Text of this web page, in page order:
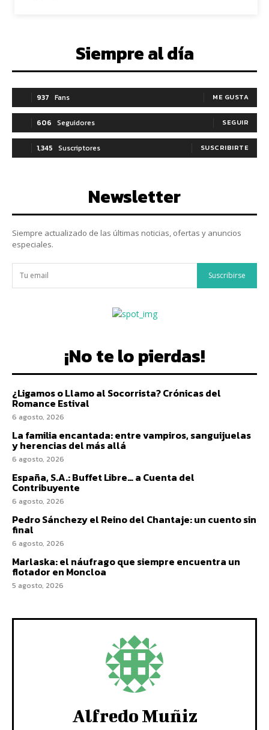
Siempre al día
937 Fans ME GUSTA
606 Seguidores SEGUIR
1,345 Suscriptores SUSCRIBIRTE
Newsletter
Siempre actualizado de las últimas noticias, ofertas y anuncios
especiales.
Suscribirse
¡No te lo pierdas!
¿Ligamos o Llamo al Socorrista? Crónicas del
Romance Estival
6 agosto, 2026
La familia encantada: entre vampiros, sanguijuelas
y herencias del más allá
6 agosto, 2026
España, S.A.: Buffet Libre… a Cuenta del
Contribuyente
6 agosto, 2026
Pedro Sánchezy el Reino del Chantaje: un cuento sin
final
6 agosto, 2026
Marlaska: el náufrago que siempre encuentra un
flotador en Moncloa
5 agosto, 2026
Alfredo Muñiz